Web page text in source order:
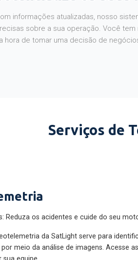
informações atualizadas, nosso
sobre a sua operação. Você
hora de tomar uma decisão de
Serviços de
Reduza os acidentes e cuide do seu
da SatLight serve para
meio da análise de imagens. Acesse
equipe.